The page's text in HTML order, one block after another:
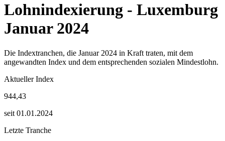
Lohnindexierung - Luxemburg
Januar 2024
Die Indextranchen, die Januar 2024 in Kraft traten, mit dem
angewandten Index und dem entsprechenden sozialen Mindestlohn.
Aktueller Index
944,43
seit 01.01.2024
Letzte Tranche